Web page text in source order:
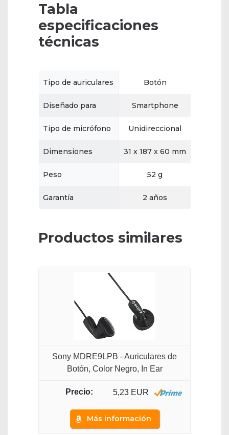
Tabla
especificaciones
técnicas
Tipo de auriculares Botón
Diseñado para Smartphone
Tipo de micrófono Unidireccional
Dimensiones 31 x 187 x 60 mm
Peso 52 g
Garantía 2 años
Productos similares
Sony MDRE9LPB - Auriculares de
Botón, Color Negro, In Ear
5,23 EUR
Más información